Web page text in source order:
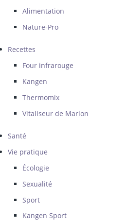
Alimentation
Nature-Pro
Recettes
Four infrarouge
Kangen
Thermomix
Vitaliseur de Marion
Santé
Vie pratique
Écologie
Sexualité
Sport
Kangen Sport